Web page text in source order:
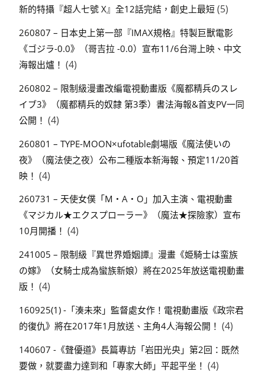
新的特攝『超人七號 X』全12話完結，創史上最短 (5)
260807 – 日本史上第一部『IMAX規格』特製巨獸電影
《ゴジラ-0.0》（哥吉拉 -0.0）宣布11/6台灣上映、中文
海報出爐！ (4)
260802 – 限制級漫畫改編電視動畫版《魔都精兵のスレ
イブ3》（魔都精兵的奴隸 第3季）書法海報&首支PV一同
公開！ (4)
260801 – TYPE-MOON×ufotable劇場版《魔法使いの
夜》（魔法使之夜）公布二種版本新海報、預定11/20首
映！ (4)
260731 – 天使女僕「M・A・O」加入主演、電視動畫
《マジカル★エクスプローラー》（魔法★探險家）宣布
10月開播！ (4)
241005 – 限制級『異世界婚姻譚』漫畫《姫騎士は蛮族
の嫁》（女騎士成為蠻族新娘）將在2025年放送電視動畫
版！ (4)
160925(1) -「湊未來」監督處女作！電視動畫版《政宗君
的復仇》將在2017年1月放送、主角4人海報公開！ (4)
140607 -《聲優道》長篇專訪「岩田光央」第2回：既然
要做，就要盡力達到和「專家大師」平起平坐！ (4)